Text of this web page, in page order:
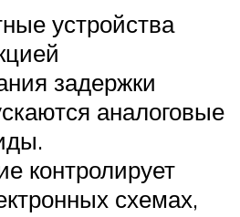
устройства
задержки
аналоговые
контролирует
схемах,